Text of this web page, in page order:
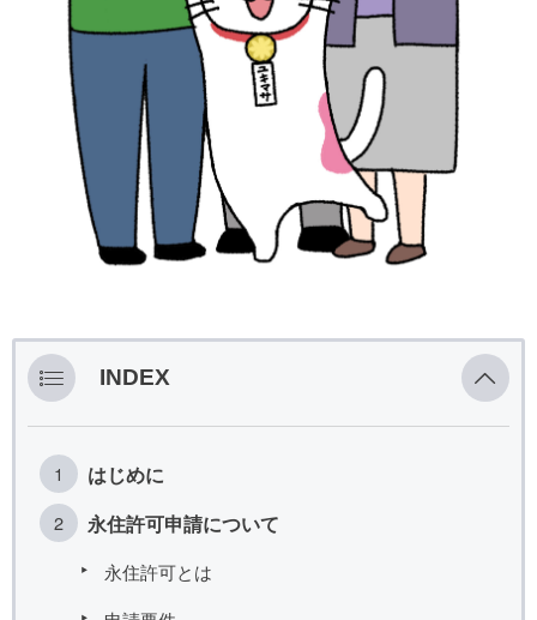
INDEX
はじめに
永住許可申請について
永住許可とは